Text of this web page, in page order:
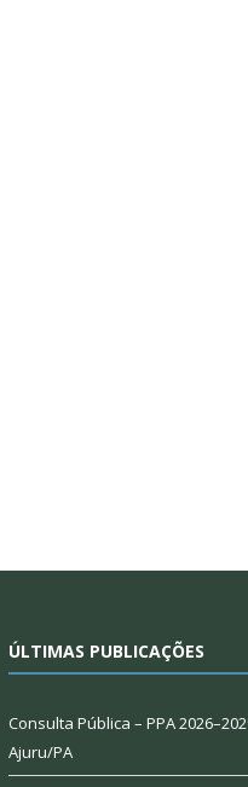
ÚLTIMAS PUBLICAÇÕES
Consulta Pública – PPA
Ajuru/PA